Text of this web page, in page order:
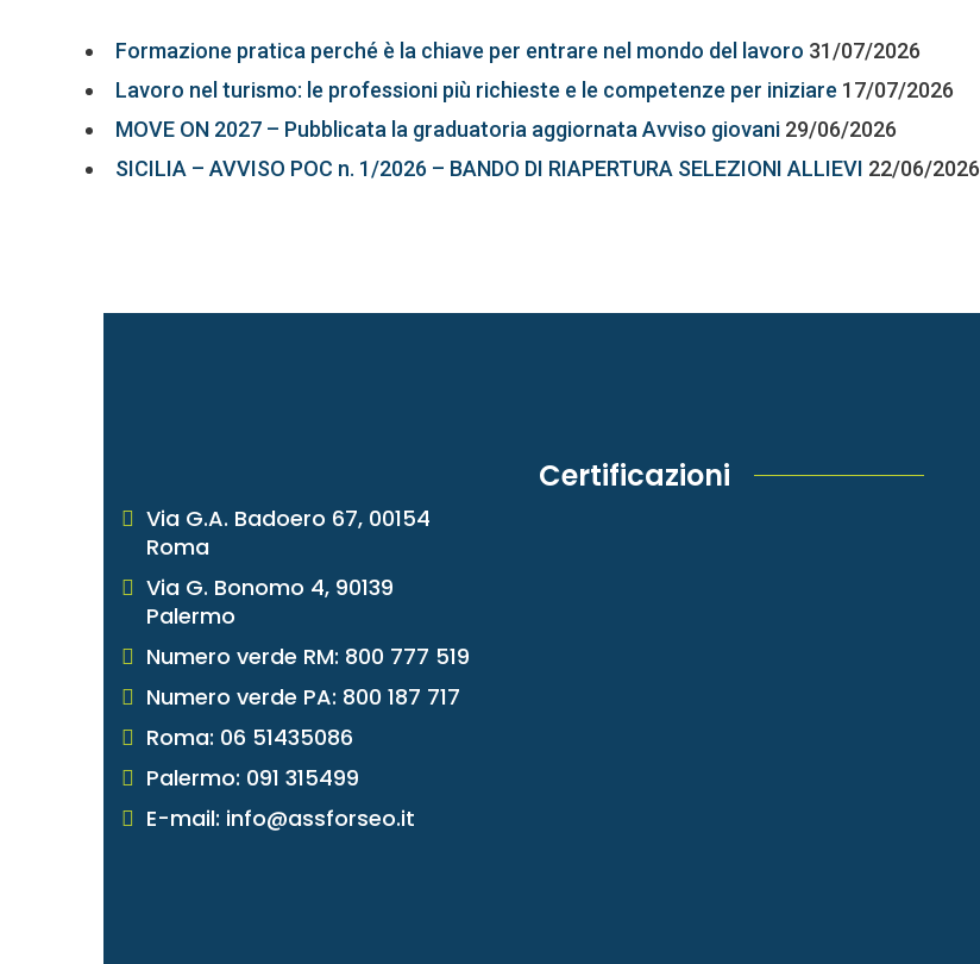
Formazione pratica perché è la chiave per entrare nel mondo del lavoro 31/07/2026
Lavoro nel turismo: le professioni più richieste e le competenze per iniziare 17/07/2026
MOVE ON 2027 – Pubblicata la graduatoria aggiornata Avviso giovani 29/06/2026
SICILIA – AVVISO POC n. 1/2026 – BANDO DI RIAPERTURA SELEZIONI ALLIEVI 22/06/2026
Via G.A. Badoero 67, 00154
Roma
Via G. Bonomo 4, 90139
Palermo
Numero verde RM: 800 777 519
Numero verde PA: 800 187 717
Roma: 06 51435086
Palermo: 091 315499
E-mail: info@assforseo.it
Certificazioni